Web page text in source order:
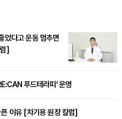
었다고 운동 멈추면
]
푸드테라피’ 운영
이유 [차기용 원장 칼럼]